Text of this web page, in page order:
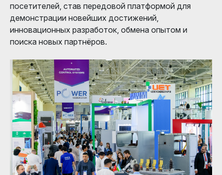
посетителей, став передовой платформой для
демонстрации новейших достижений,
инновационных разработок, обмена опытом и
поиска новых партнёров.